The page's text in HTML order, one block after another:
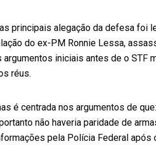
principais alegação da defesa foi
do ex-PM Ronnie Lessa,
iniciais antes de o STF
réus.
é centrada nos argumentos de
não haveria paridade de
pela Polícia Federal após